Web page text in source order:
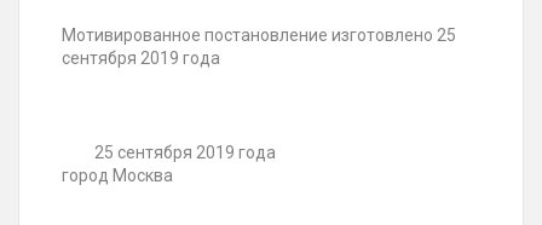
Мотивированное постановление изготовлено 25
сентября 2019 года
25 сентября 2019 года
город Москва